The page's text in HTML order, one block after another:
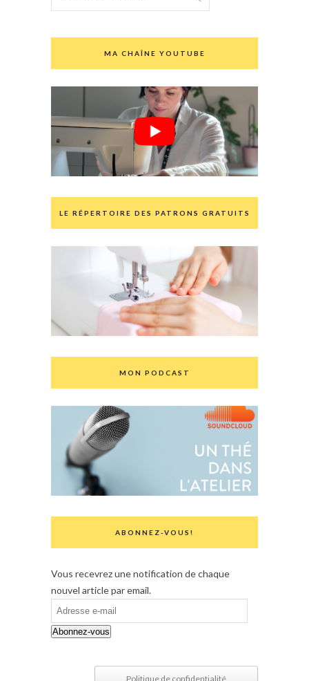
MA CHAÎNE YOUTUBE
LE RÉPERTOIRE DES PATRONS GRATUITS
MON PODCAST
ABONNEZ-VOUS!
Vous recevrez une notification de chaque
nouvel article par email.
Adresse
e-
mail
Abonnez-vous
Politique de confidentialité